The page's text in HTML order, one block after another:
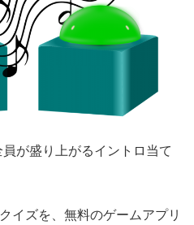
が盛り上がるイントロ当て
イズを、無料のゲームアプリ